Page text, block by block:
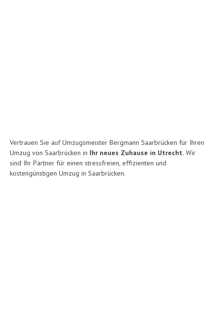
Vertrauen Sie auf Umzugsmeister Bergmann Saarbrücken für Ihren
Umzug von Saarbrücken in Ihr neues Zuhause in Utrecht. Wir
sind Ihr Partner für einen stressfreien, effizienten und
kostengünstigen Umzug in Saarbrücken.